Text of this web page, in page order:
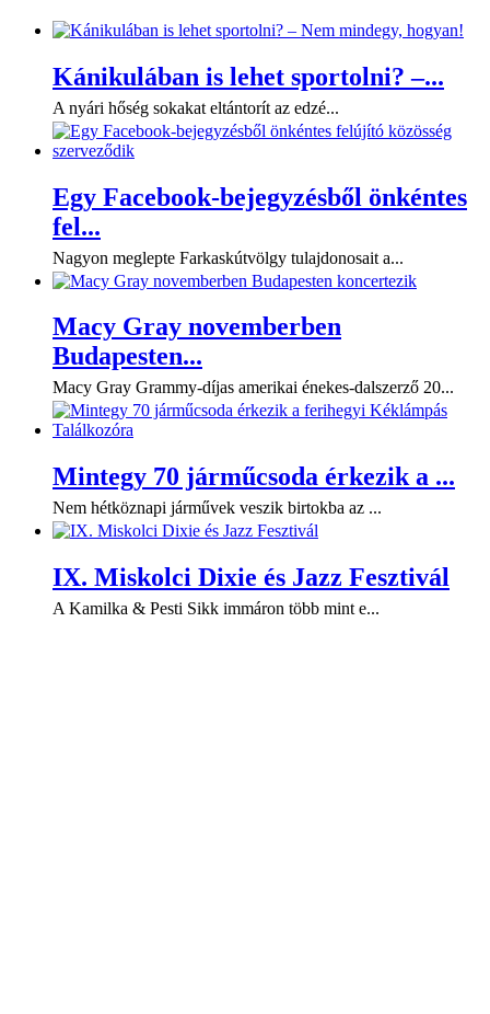
Kánikulában is lehet sportolni? –...
A nyári hőség sokakat eltántorít az edzé...
Egy Facebook-bejegyzésből önkéntes
fel...
Nagyon meglepte Farkaskútvölgy tulajdonosait a...
Macy Gray novemberben
Budapesten...
Macy Gray Grammy-díjas amerikai énekes-dalszerző 20...
Mintegy 70 járműcsoda érkezik a ...
Nem hétköznapi járművek veszik birtokba az ...
IX. Miskolci Dixie és Jazz Fesztivál
A Kamilka & Pesti Sikk immáron több mint e...